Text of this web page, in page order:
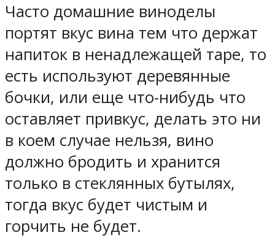
Часто домашние виноделы
портят вкус вина тем что держат
напиток в ненадлежащей таре, то
есть используют деревянные
бочки, или еще что-нибудь что
оставляет привкус, делать это ни
в коем случае нельзя, вино
должно бродить и хранится
только в стеклянных бутылях,
тогда вкус будет чистым и
горчить не будет.